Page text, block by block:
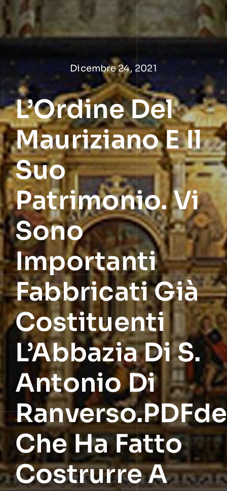
Salta
al
contenuto
Dicembre 24, 2021
L’Ordine Del
Mauriziano E Il
Suo
Patrimonio. Vi
Sono
Importanti
Fabbricati Già
Costituenti
L’Abbazia Di S.
Antonio Di
Che Ha Fatto
Costrurre A